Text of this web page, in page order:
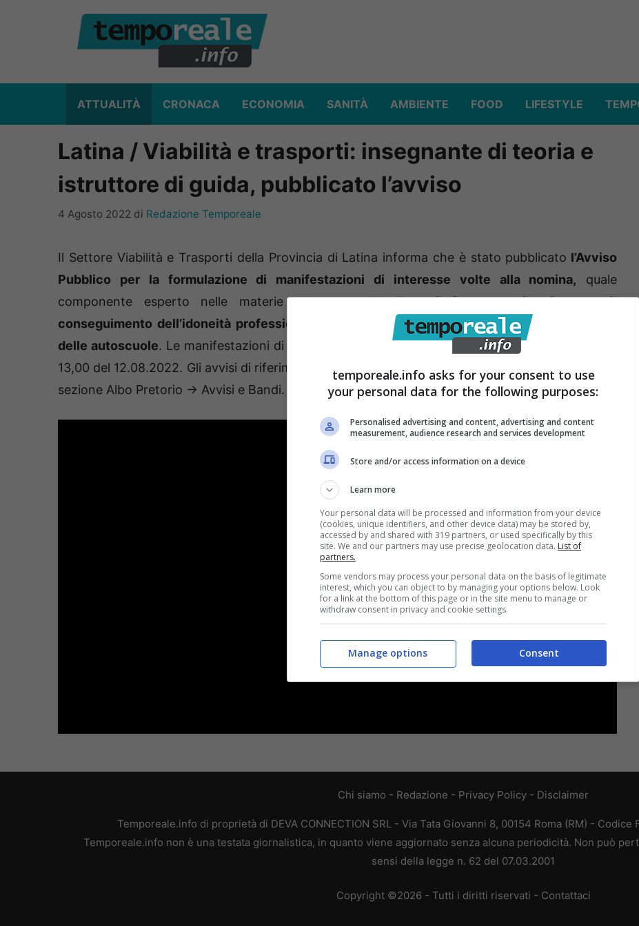
ATTUALITÀ CRONACA ECONOMIA SANITÀ AMBIENTE FOOD LIFESTYLE
Latina / Viabilità e trasporti: insegnante di teoria e
istruttore di guida, pubblicato l’avviso
4 Agosto 2022 di Redazione Temporeale
Il Settore Viabilità e Trasporti della Provincia di Latina informa che è stato pubblicato l’Avviso
Pubblico per la formulazione di manifestazioni di interesse volte alla nomina, quale
componente esperto nelle materie d’esame,nella Commissione esaminatrice per il
conseguimento dell’idoneità professionale per insegnate di teoria e per istruttore di guida
delle autoscuole. Le manifestazioni di interesse dovranno pervenire, a mezzo pec entro le ore
13,00 del 12.08.2022. Gli avvisi di riferimento sono scaricabili sul sitowww.provincia.latina.it
sezione Albo Pretorio → Avvisi e Bandi.
Chi siamo - Redazione - Privacy Policy - Disclaimer
Temporeale.info di proprietà di DEVA CONNECTION SRL - Via Tata Giovanni 8, 00154 Roma (RM) - Codice
Temporeale.info non è una testata giornalistica, in quanto viene aggiornato senza alcuna periodicità. Non può
sensi della legge n. 62 del 07.03.2001
Copyright ©2026 - Tutti i diritti riservati - Contattaci
temporeale.info asks for your consent to use
your personal data for the following purposes:
Personalised advertising and content, advertising and content
measurement, audience research and services development
Store and/or access information on a device
Learn more
Your personal data will be processed and information from your device
(cookies, unique identifiers, and other device data) may be stored by,
accessed by and shared with 319 partners, or used specifically by this
site. We and our partners may use precise geolocation data. List of
partners.
Some vendors may process your personal data on the basis of legitimate
interest, which you can object to by managing your options below. Look
for a link at the bottom of this page or in the site menu to manage or
withdraw consent in privacy and cookie settings.
Consent
Manage options